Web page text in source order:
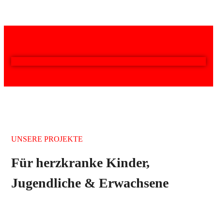
UNSERE PROJEKTE
Für herzkranke Kinder,
Jugendliche & Erwachsene